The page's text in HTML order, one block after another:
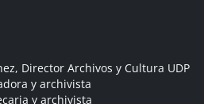
Director Archivos y Cultura UDP
y archivista
y archivista